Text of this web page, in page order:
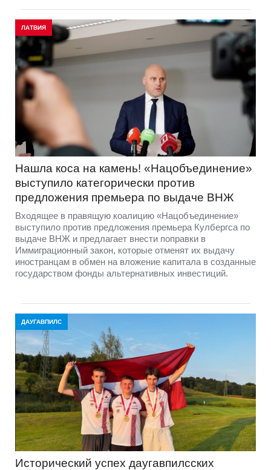
ЛАТВИЯ
Нашла коса на камень! «Нацобъединение»
выступило категорически против
предложения премьера по выдаче ВНЖ
Входящее в правящую коалицию «Нацобъединение»
выступило против предложения премьера Кулбергса по
выдаче ВНЖ и предлагает внести поправки в
Иммиграционный закон, которые отменят их выдачу
иностранцам в обмен на вложение капитала в созданные
государством фонды альтернативных инвестиций.
ДАУГАВПИЛС
Исторический успех даугавпилсских